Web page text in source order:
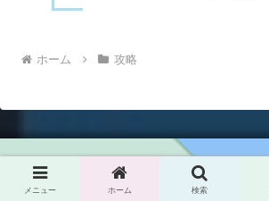
ホーム 攻略
メニュー ホーム 検索